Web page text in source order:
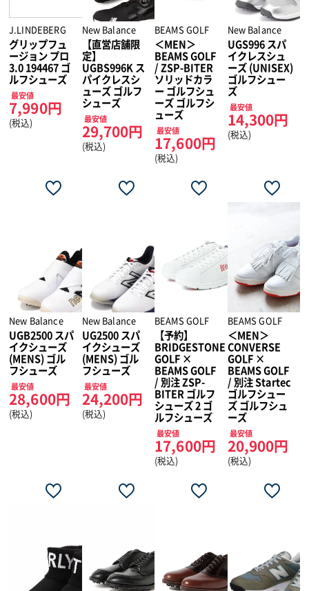
J.LINDEBERG
グリップフュ
ージョン プロ
3.0 194467 ゴ
ルフシューズ
最安値
7,990円
(税込)
New Balance
【直営店舗限
定】
UGBS996K ス
パイクレスシ
ューズ ゴルフ
シューズ
最安値
29,700円
(税込)
BEAMS GOLF
＜MEN＞
BEAMS GOLF
/ ZSP-BITER
ソリッドカラ
ー ゴルフシュ
ーズ ゴルフシ
ューズ
最安値
17,600円
(税込)
New Balance
UGS996 スパ
イクレスシュ
ーズ (UNISEX)
ゴルフシュー
ズ
最安値
14,300円
(税込)
New Balance
UGB2500 スパ
イクシューズ
(MENS) ゴル
フシューズ
最安値
28,600円
(税込)
New Balance
UG2500 スパ
イクシューズ
(MENS) ゴル
フシューズ
最安値
24,200円
(税込)
BEAMS GOLF
【予約】
BRIDGESTONE
GOLF ×
BEAMS GOLF
/ 別注 ZSP-
BITER ゴルフ
シューズ 2 ゴ
ルフシューズ
最安値
17,600円
(税込)
BEAMS GOLF
＜MEN＞
CONVERSE
GOLF ×
BEAMS GOLF
/ 別注 Startec
ゴルフシュー
ズ ゴルフシュ
ーズ
最安値
20,900円
(税込)